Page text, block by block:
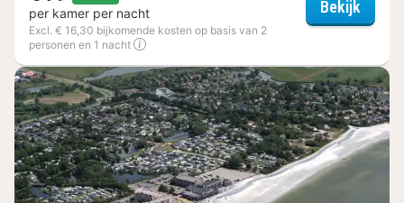
per kamer per nacht
Excl. € 16,30 bijkomende kosten op basis van 2
personen en 1 nacht
Bekijk